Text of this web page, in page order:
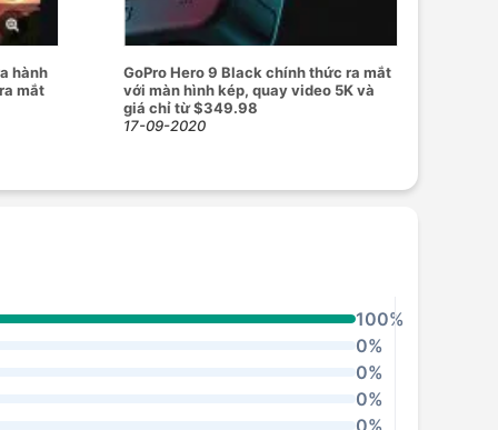
hành
mắt
GoPro Hero 9 Black chính thức ra mắt
với màn hình kép, quay video 5K và
giá chỉ từ $349.98
17-09-2020
100%
0%
0%
0%